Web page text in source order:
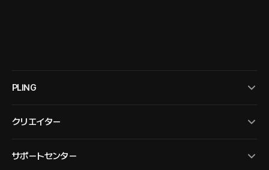
PLING
クリエイター
サポートセンター